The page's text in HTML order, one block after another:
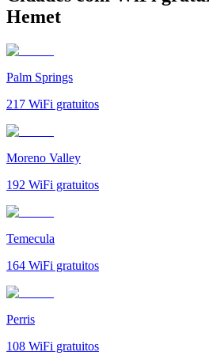
Hemet
Palm Springs
217 WiFi gratuitos
Moreno Valley
192 WiFi gratuitos
Temecula
164 WiFi gratuitos
Perris
108 WiFi gratuitos